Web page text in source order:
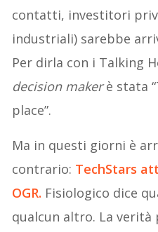
contatti, investitori
industriali) sarebbe
Per dirla con i Talking
decision makerè stata
place”.
Ma in questi giorni è
contrario: TechStars
OGR. Fisiologico dice
qualcun altro. La